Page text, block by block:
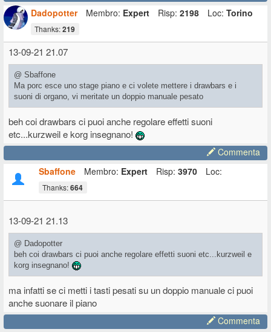
Dadopotter
Membro: Expert Risp: 2198 Loc: Torino
Thanks:219
13-09-21 21.07
@ Sbaffone
Ma porc esce uno stage piano e ci volete mettere i drawbars e i
suoni di organo, vi meritate un doppio manuale pesato
beh coi drawbars ci puoi anche regolare effetti suoni
etc...kurzweil e korg insegnano!
Commenta
Sbaffone
Membro: Expert Risp: 3970 Loc:
Thanks:664
13-09-21 21.13
@ Dadopotter
beh coi drawbars ci puoi anche regolare effetti suoni etc...kurzweil e
korg insegnano!
ma infatti se ci metti i tasti pesati su un doppio manuale ci puoi
anche suonare il piano
Commenta